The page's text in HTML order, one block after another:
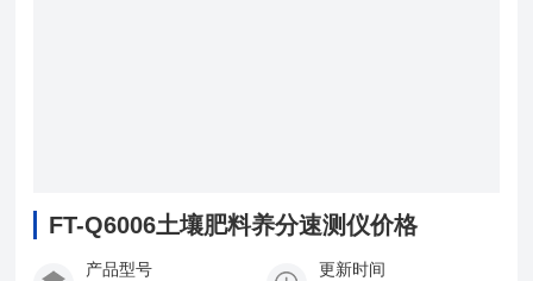
FT-Q6006土壤肥料养分速测仪价格
产品型号
更新时间